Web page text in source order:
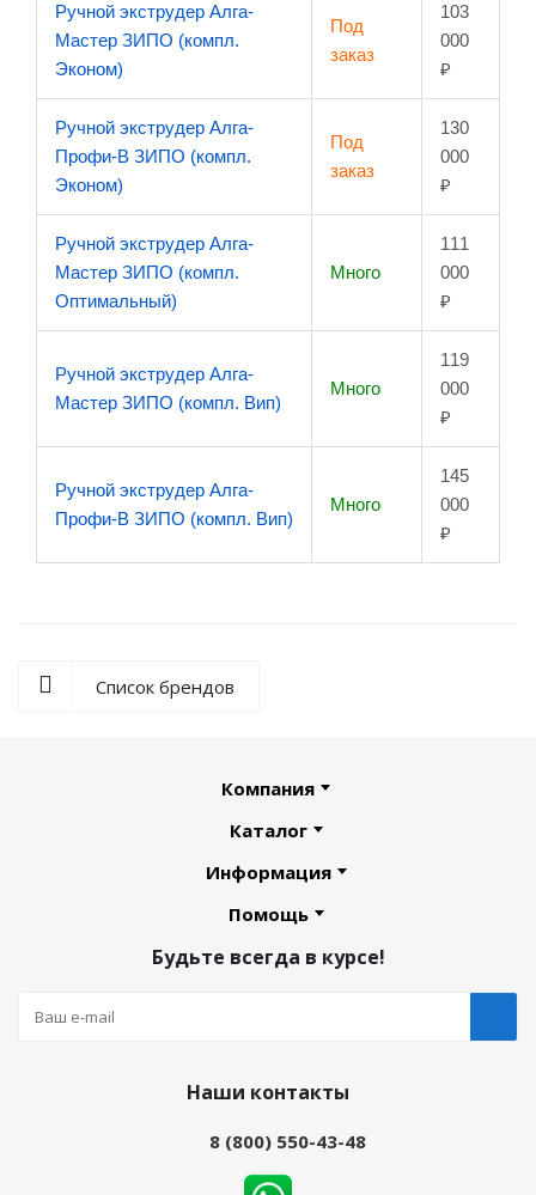
Ручной экструдер Алга-
Мастер ЗИПО (компл.
Эконом)
Под
заказ
103
000
₽
Ручной экструдер Алга-
Профи-В ЗИПО (компл.
Эконом)
Под
заказ
130
000
₽
Ручной экструдер Алга-
Мастер ЗИПО (компл.
Оптимальный)
Много
111
000
₽
Ручной экструдер Алга-
Мастер ЗИПО (компл. Вип)
Много
119
000
₽
Ручной экструдер Алга-
Профи-В ЗИПО (компл. Вип)
Много
145
000
₽
Список брендов
Компания
Каталог
Информация
Помощь
Будьте всегда в курсе!
Наши контакты
8 (800) 550-43-48